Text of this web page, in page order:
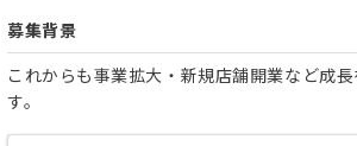
募集背景
これからも事業拡大・新規店舗開業など成
す。